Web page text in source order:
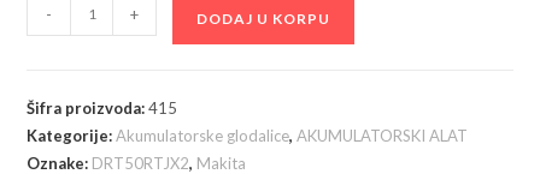
DRT50RTJX2
glodalica,
sa
baterijama
- + DODAJ U KORPU
Šifra proizvoda:415
Kategorije:Akumulatorske glodalice,AKUMULATORSKI ALAT
Oznake: DRT50RTJX2, Makita